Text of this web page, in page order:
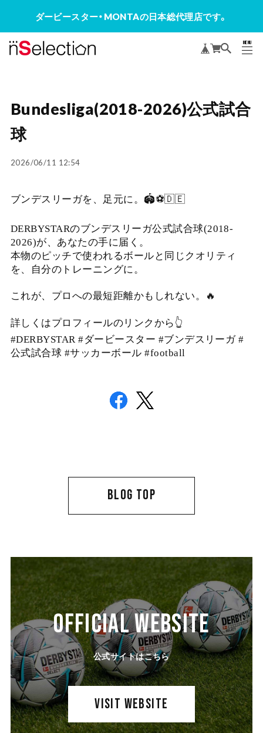
ダービースター・MONTAの日本総代理店です。
MENU
CLOSE
Bundesliga(2018-2026)公式試合
球
2026/06/11 12:54
ブンデスリーガを、足元に。🏟️⚽🇩🇪
DERBYSTARのブンデスリーガ公式試合球(2018-
2026)が、あなたの手に届く。
本物のピッチで使われるボールと同じクオリティ
を、自分のトレーニングに。
これが、プロへの最短距離かもしれない。🔥
詳しくはプロフィールのリンクから👆
#DERBYSTAR #ダービースター #ブンデスリーガ #
公式試合球 #サッカーボール #football
BLOG TOP
OFFICIAL WEBSITE
公式サイトはこちら
VISIT WEBSITE